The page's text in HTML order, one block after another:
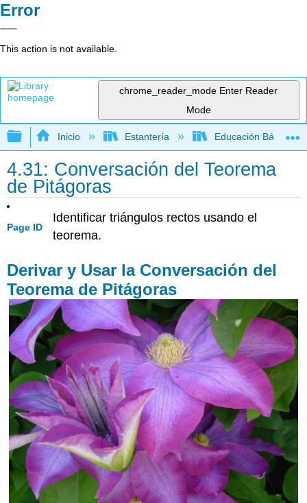
Error
This action is not available.
chrome_reader_mode Enter Reader
Mode
Expandir/contraer jerarquía global
Inicio Estantería Educación Básica
4.31: Conversación del Teorema
de Pitágoras
Page ID
Identificar triángulos rectos usando el
teorema.
Derivar y Usar la Conversación del
Teorema de Pitágoras